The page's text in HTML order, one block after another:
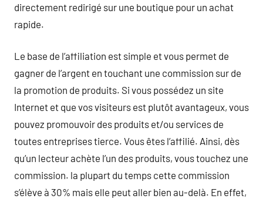
directement redirigé sur une boutique pour un achat
rapide.
Le base de l’affiliation est simple et vous permet de
gagner de l’argent en touchant une commission sur de
la promotion de produits. Si vous possédez un site
Internet et que vos visiteurs est plutôt avantageux, vous
pouvez promouvoir des produits et/ou services de
toutes entreprises tierce. Vous êtes l’affilié. Ainsi, dès
qu’un lecteur achète l’un des produits, vous touchez une
commission. la plupart du temps cette commission
s’élève à 30% mais elle peut aller bien au-delà. En effet,